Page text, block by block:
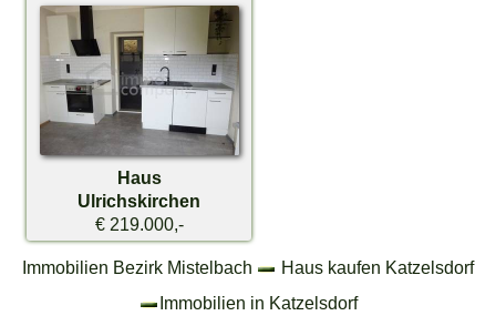
Haus
Ulrichskirchen
€ 219.000,-
Immobilien Bezirk Mistelbach
Haus kaufen Katzelsdorf
Immobilien in Katzelsdorf